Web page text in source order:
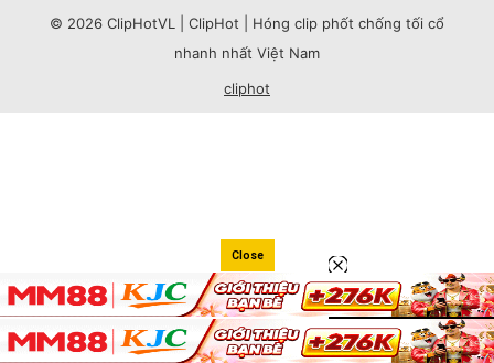
© 2026 ClipHotVL | ClipHot | Hóng clip phốt chống tối cổ
nhanh nhất Việt Nam
cliphot
Close